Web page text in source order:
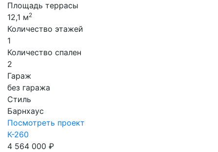
Площадь террасы
12,1 м2
Количество этажей
1
Количество спален
2
Гараж
без гаража
Стиль
Барнхаус
Посмотреть проект
К-260
4 564 000 ₽